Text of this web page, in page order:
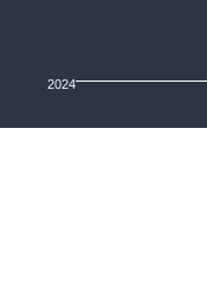
2024